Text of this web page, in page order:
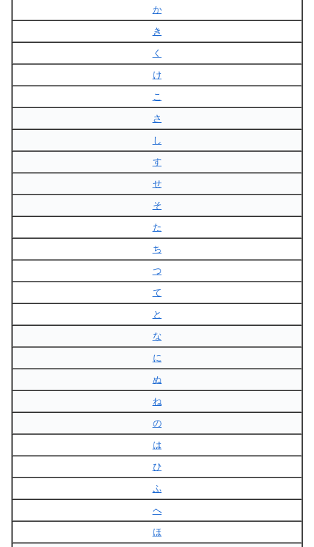
か
き
く
け
こ
さ
し
す
せ
そ
た
ち
つ
て
と
な
に
ぬ
ね
の
は
ひ
ふ
へ
ほ